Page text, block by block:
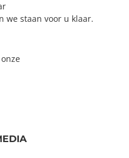
we staan voor u klaar.